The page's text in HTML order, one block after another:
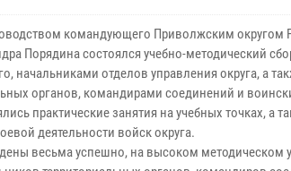
командующего Приволжским округом
Порядина состоялся учебно-методический
начальниками отделов управления округа, а
органов, командирами соединений и
практические занятия на учебных точках, а
деятельности войск округа.
весьма успешно, на высоком методическом